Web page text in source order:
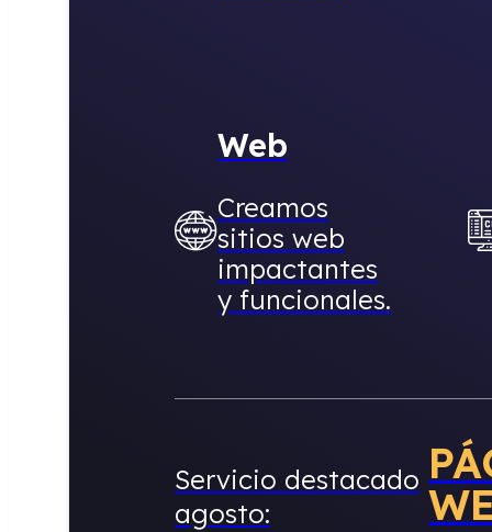
Web
Creamos
sitios web
impactantes
y funcionales.
Servicio destacado
agosto: